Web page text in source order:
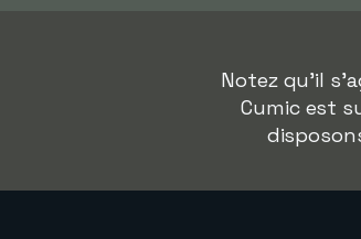
Notez qu'il
Cumic est